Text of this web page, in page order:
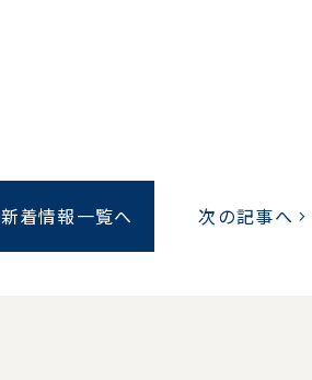
新着情報一覧へ 次の記事へ chevron_right